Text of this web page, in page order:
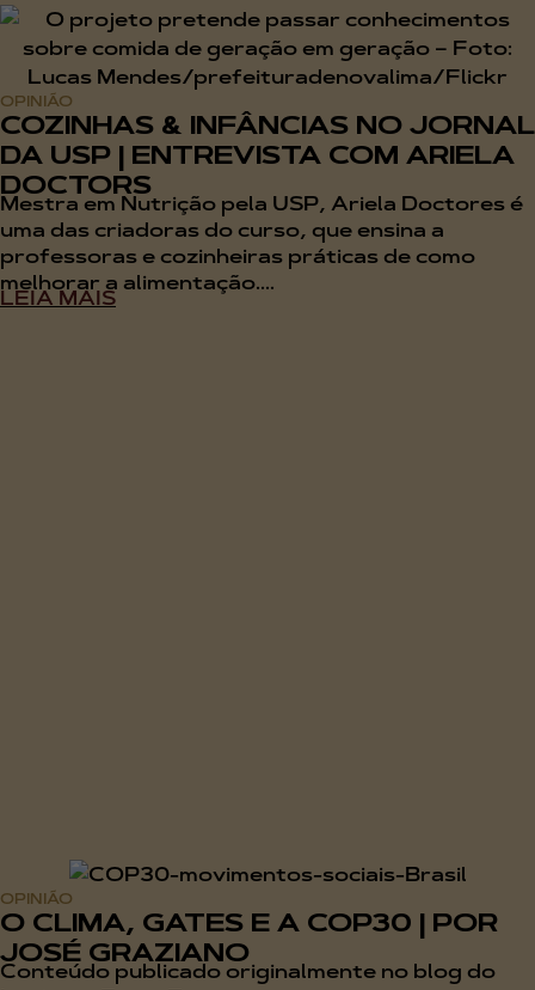
OPINIÃO
COZINHAS & INFÂNCIAS NO JORNAL
DA USP | ENTREVISTA COM ARIELA
DOCTORS
Mestra em Nutrição pela USP, Ariela Doctores é
uma das criadoras do curso, que ensina a
professoras e cozinheiras práticas de como
melhorar a alimentação....
LEIA MAIS
OPINIÃO
O CLIMA, GATES E A COP30 | POR
JOSÉ GRAZIANO
Conteúdo publicado originalmente no blog do